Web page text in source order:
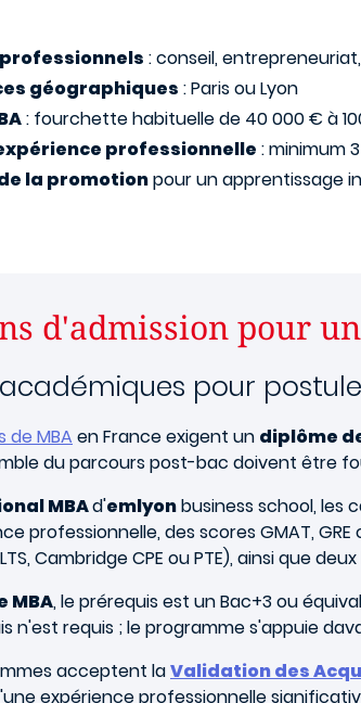
: conseil,
géographiques : Paris ou Lyon
: fourchette habituelle de 40 000 € à
professionnelle : minimum
la promotionpour un apprentissage
d'admission pour
pour
de MBA en France exigent un diplôme
du parcours post-bac doivent être
MBAd'emlyonbusiness school, les
professionnelle, des scores GMAT,
Cambridge CPE ou PTE), ainsi que
MBA, le prérequis est un Bac+3 ou
n'est requis ; le programme s'appuie
acceptent laValidation des
expérience professionnelle